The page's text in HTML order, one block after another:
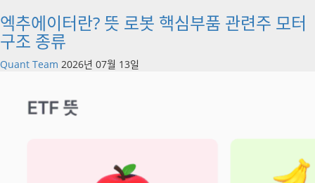
엑추에이터란? 뜻 로봇 핵심부품 관련주 모터
구조 종류
Quant Team 2026년 07월 13일